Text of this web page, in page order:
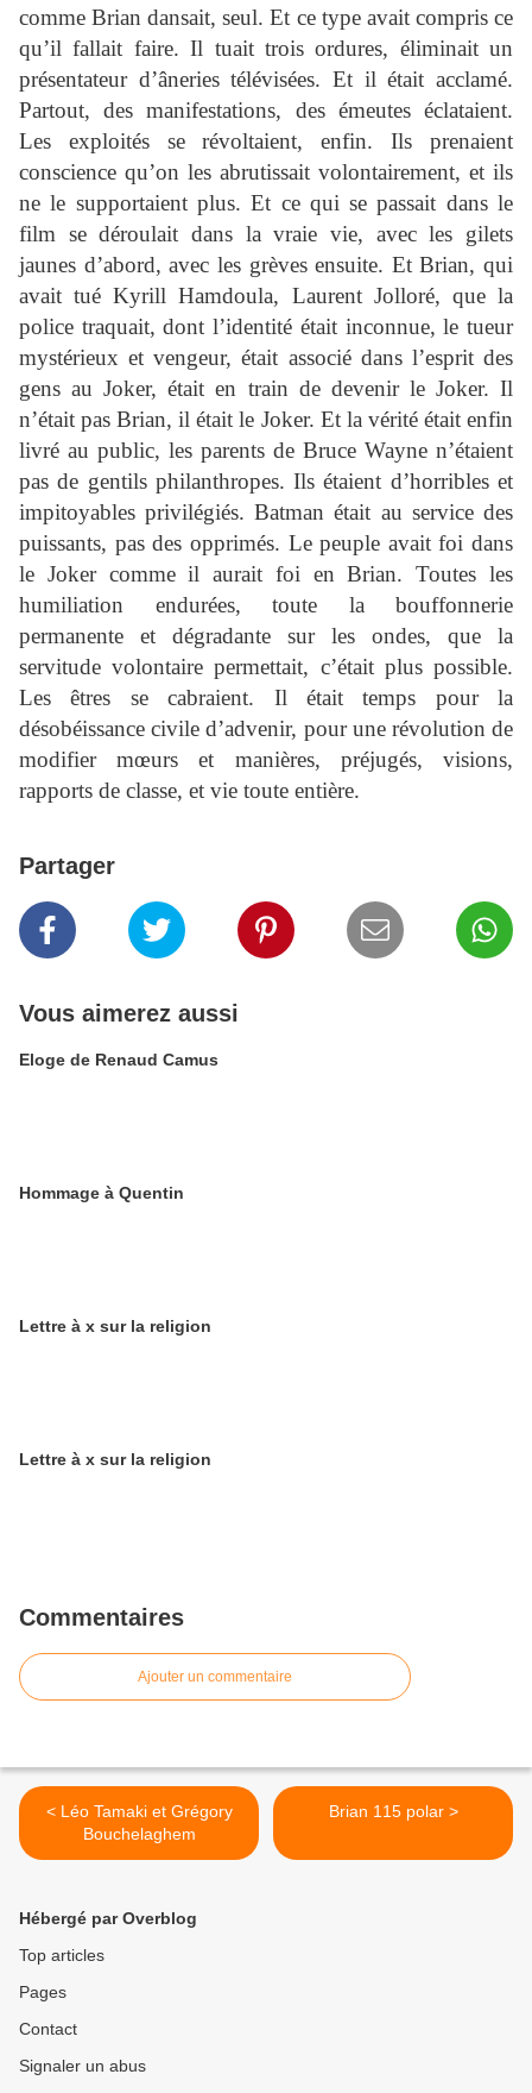
comme Brian dansait, seul. Et ce type avait compris ce
qu’il fallait faire. Il tuait trois ordures, éliminait un
présentateur d’âneries télévisées. Et il était acclamé.
Partout, des manifestations, des émeutes éclataient.
Les exploités se révoltaient, enfin. Ils prenaient
conscience qu’on les abrutissait volontairement, et ils
ne le supportaient plus. Et ce qui se passait dans le
film se déroulait dans la vraie vie, avec les gilets
jaunes d’abord, avec les grèves ensuite. Et Brian, qui
avait tué Kyrill Hamdoula, Laurent Jolloré, que la
police traquait, dont l’identité était inconnue, le tueur
mystérieux et vengeur, était associé dans l’esprit des
gens au Joker, était en train de devenir le Joker. Il
n’était pas Brian, il était le Joker. Et la vérité était enfin
livré au public, les parents de Bruce Wayne n’étaient
pas de gentils philanthropes. Ils étaient d’horribles et
impitoyables privilégiés. Batman était au service des
puissants, pas des opprimés. Le peuple avait foi dans
le Joker comme il aurait foi en Brian. Toutes les
humiliation endurées, toute la bouffonnerie
permanente et dégradante sur les ondes, que la
servitude volontaire permettait, c’était plus possible.
Les êtres se cabraient. Il était temps pour la
désobéissance civile d’advenir, pour une révolution de
modifier mœurs et manières, préjugés, visions,
rapports de classe, et vie toute entière.
Partager
Vous aimerez aussi
Eloge de Renaud Camus
Hommage à Quentin
Lettre à x sur la religion
Lettre à x sur la religion
Commentaires
Ajouter un commentaire
< Léo Tamaki et Grégory
Bouchelaghem
Brian 115 polar >
Hébergé par Overblog
Top articles
Pages
Contact
Signaler un abus